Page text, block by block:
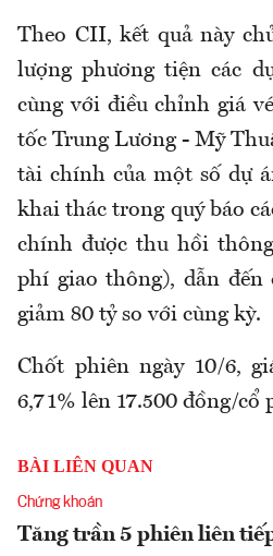
Theo CII, kết quả này
lượng phương tiện các
cùng với điều chỉnh giá
tốc Trung Lương - Mỹ
tài chính của một số dự
khai thác trong quý báo
chính được thu hồi
phí giao thông), dẫn
giảm 80 tỷ so với cùng kỳ.
Chốt phiên ngày 10/6,
6,71% lên 17.500 đồng/cổ
BÀI LIÊN QUAN
Chứng khoán
Tăng trần 5 phiên liên